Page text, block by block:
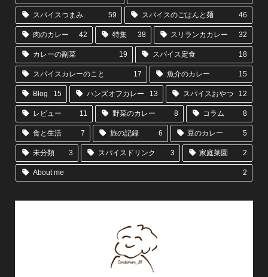
スパイスつまみ 59 スパイスのごはんと麺 46
肉のカレー 42 特集 38 スリランカカレー 32
カレーの副菜 19 スパイス定食 18
スパイスカレーのこと 17 魚介のカレー 15
Blog 15 ハンズオフカレー 13 スパイスおやつ 12
レビュー 11 野菜のカレー 8 コラム 8
食と生活 7 旅の記録 6 豆のカレー 5
未分類 3 スパイスドリンク 3 家庭菜園 2
About me 2